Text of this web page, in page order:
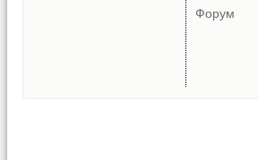
Форум